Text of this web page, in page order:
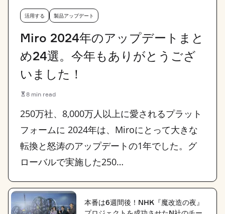
活用する 製品アップデート
Miro 2024年のアップデートまと
め24選。今年もありがとうござ
いました！
8 min read
250万社、8,000万人以上に愛されるプラット
フォームに 2024年は、Miroにとって大きな
転換と怒涛のアップデートの1年でした。グ
ローバルで実施した250…
本番は6週間後！NHK『魔改造の夜』